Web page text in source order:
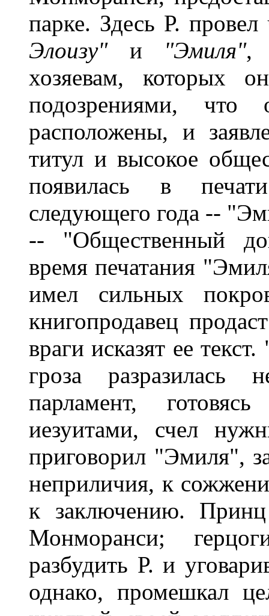
парке. Здесь Р.
Элоизу" и "Эмиля",
хозяевам, которых
подозрениями,
расположены, и
титул и высокое
появилась в
следующего года --
-- "Общественный
время печатания
имел сильных
книгопродавец
враги исказят ее
гроза разразилась
парламент,
иезуитами, счел
приговорил "Эмиля",
неприличия, к
к заключению.
Монморанси;
разбудить Р. и
однако, промешкал